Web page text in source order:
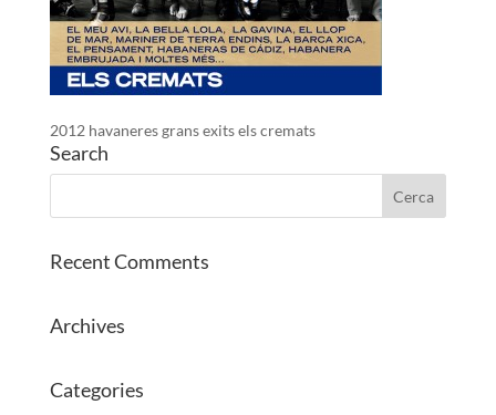
2012 havaneres grans exits els cremats
Search
Recent Comments
Archives
Categories